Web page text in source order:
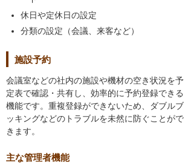
休日や定休日の設定
分類の設定（会議、来客など）
施設予約
会議室などの社内の施設や機材の空き状況を予
定表で確認・共有し、効率的に予約登録できる
機能です。重複登録ができないため、ダブルブ
ッキングなどのトラブルを未然に防ぐことがで
きます。
主な管理者機能